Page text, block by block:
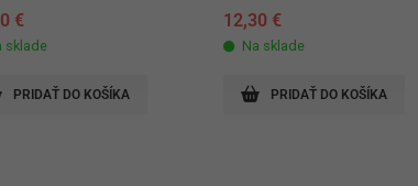
€
sklade
PRIDAŤ DO KOŠÍKA
12,30 €
Na sklade
PRIDAŤ DO KOŠÍKA